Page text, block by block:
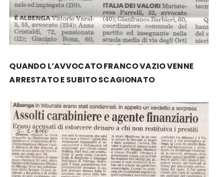
QUANDO L’AVVOCATO FRANCO VAZIO VENNE
ARRESTATO E SUBITO SCAGIONATO